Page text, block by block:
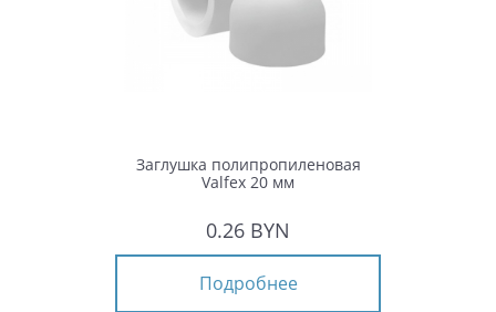
Заглушка полипропиленовая
Valfex 20 мм
0.26 BYN
Подробнее